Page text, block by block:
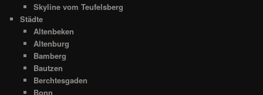
Skyline vom Teufelsberg
Städte
Altenbeken
Altenburg
Bamberg
Bautzen
Berchtesgaden
Bonn